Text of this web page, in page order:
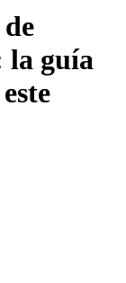
la guía